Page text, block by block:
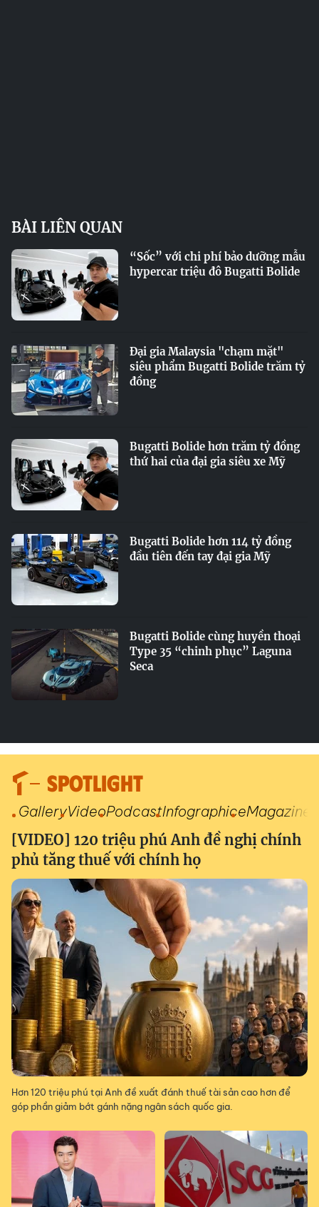
BÀI LIÊN QUAN
“Sốc” với chi phí bảo dưỡng mẫu
hypercar triệu đô Bugatti Bolide
Đại gia Malaysia "chạm mặt"
siêu phẩm Bugatti Bolide trăm tỷ
đồng
Bugatti Bolide hơn trăm tỷ đồng
thứ hai của đại gia siêu xe Mỹ
Bugatti Bolide hơn 114 tỷ đồng
đầu tiên đến tay đại gia Mỹ
Bugatti Bolide cùng huyền thoại
Type 35 “chinh phục” Laguna
Seca
SPOTLIGHT
GalleryVideoPodcastInfographiceMagazine
[VIDEO] 120 triệu phú Anh đề nghị chính
phủ tăng thuế với chính họ
Hơn 120 triệu phú tại Anh đề xuất đánh thuế tài sản cao hơn để
góp phần giảm bớt gánh nặng ngân sách quốc gia.